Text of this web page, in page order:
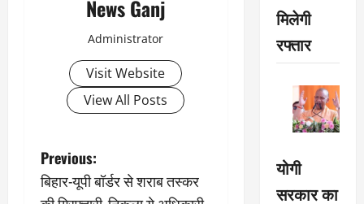
News Ganj
Administrator
Visit Website
View All Posts
P
o
Previous:
बिहार-यूपी बॉर्डर से शराब तस्कर
मिलेगी
रफ्तार
योगी
सरकार का